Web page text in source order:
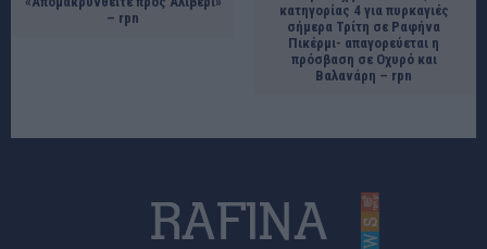
– rpn
κατηγορίας 4 για πυρκαγιές
σήμερα Τρίτη σε Ραφήνα
Πικέρμι- απαγορεύεται η
πρόσβαση σε Οχυρό και
Βαλανάρη – rpn